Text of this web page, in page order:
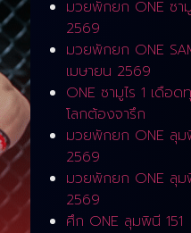
มวยพักยก ONE ซา
2569
มวยพักยก ONE
เมษายน 2569
ONE ซามูไร 1 เดือ
โลกต้องจารึก
มวยพักยก ONE ลุม
2569
มวยพักยก ONE ลุม
2569
ศึก ONE ลุมพินี 151